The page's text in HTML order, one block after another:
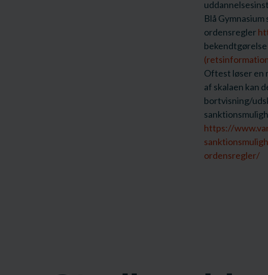
Blå
ordensregler
Oftest løser en
af skalaen kan
bortvisning/
https://
ordensregler/